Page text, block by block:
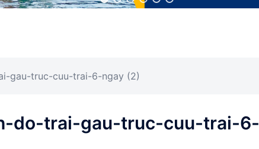
gau-truc-cuu-trai-6-ngay (2)
do-trai-gau-truc-cuu-trai-6-